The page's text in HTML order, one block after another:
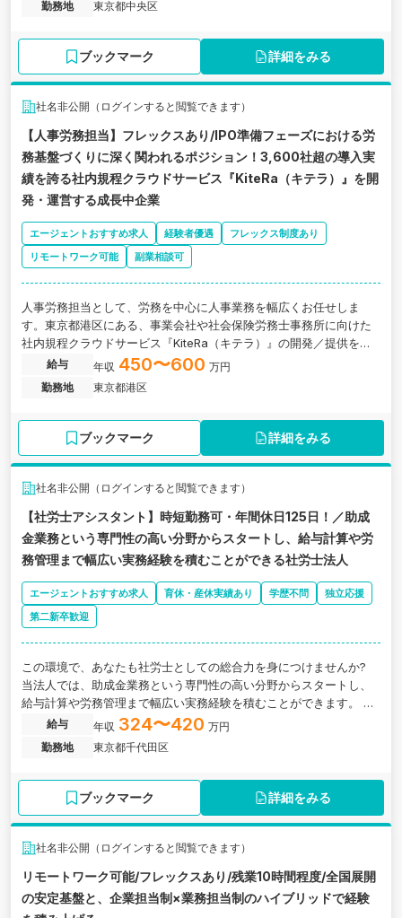
勤務地 東京都中央区
ブックマーク 詳細をみる
社名非公開（ログインすると閲覧できます）
【人事労務担当】フレックスあり/IPO準備フェーズにおける労
務基盤づくりに深く関われるポジション！3,600社超の導入実
績を誇る社内規程クラウドサービス『KiteRa（キテラ）』を開
発・運営する成長中企業
エージェントおすすめ求人 経験者優遇
フレックス制度あり
リモートワーク可能
副業相談可
人事労務担当として、労務を中心に人事業務を幅広くお任せしま
す。東京都港区にある、事業会社や社会保険労務士事務所に向けた
社内規程クラウドサービス『KiteRa（キテラ）』の開発／提供をし
ている企業の求人です。
給与 年収 450〜600 万円
勤務地
東京都港区
ブックマーク 詳細をみる
社名非公開（ログインすると閲覧できます）
【社労士アシスタント】時短勤務可・年間休日125日！／助成
金業務という専門性の高い分野からスタートし、給与計算や労
務管理まで幅広い実務経験を積むことができる社労士法人
エージェントおすすめ求人 育休・産休実績あり 学歴不問
独立応援
第二新卒歓迎
この環境で、あなたも社労士としての総合力を身につけませんか?
当法人では、助成金業務という専門性の高い分野からスタートし、
給与計算や労務管理まで幅広い実務経験を積むことができます。 事
業拡大フェーズだからこそ、様々な業務に挑戦でき、社労士として
の総合的なスキルを習得できる環境です。 将来独立を目指す方にと
っても、理想的なキャリア形成の場となるでしょう。
給与 年収 324〜420 万円
勤務地
東京都千代田区
ブックマーク 詳細をみる
社名非公開（ログインすると閲覧できます）
リモートワーク可能/フレックスあり/残業10時間程度/全国展開
の安定基盤と、企業担当制×業務担当制のハイブリッドで経験